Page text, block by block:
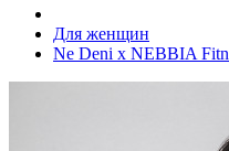
Для женщин
Ne Deni x NEBBIA